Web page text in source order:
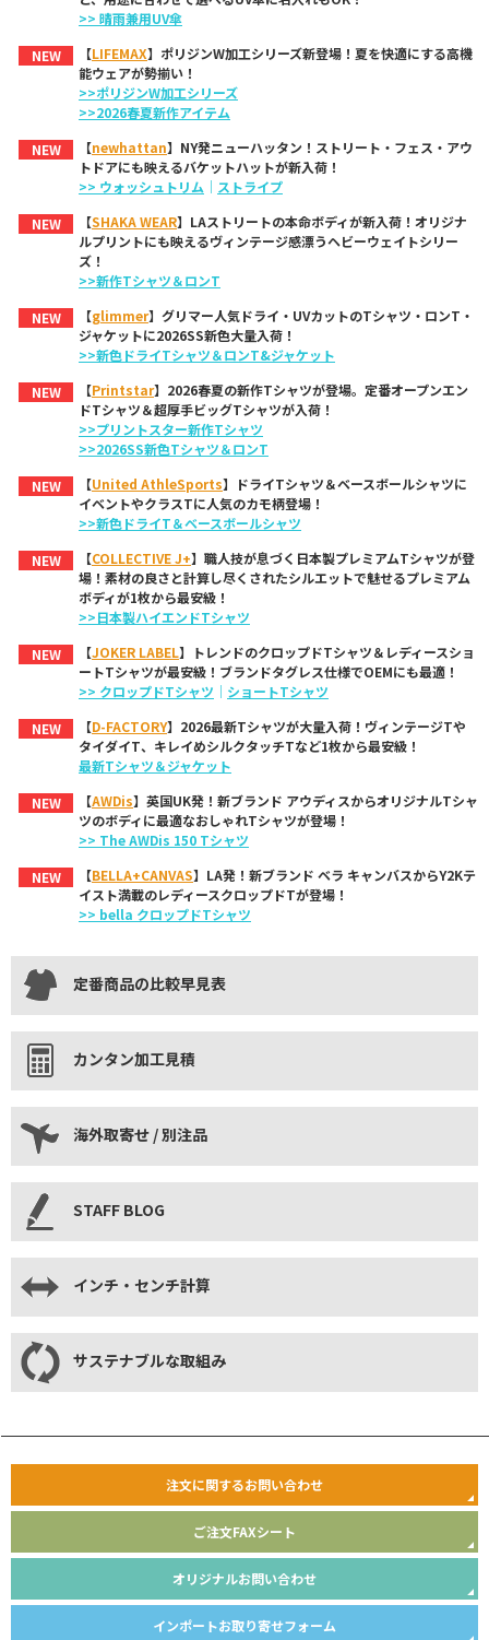
>> 晴雨兼用UV傘
NEW
【LIFEMAX】ポリジンW加工シリーズ新登場！夏を快適にする高機
能ウェアが勢揃い！
>>ポリジンW加工シリーズ
>>2026春夏新作アイテム
NEW
【newhattan】NY発ニューハッタン！ストリート・フェス・アウ
トドアにも映えるバケットハットが新入荷！
>> ウォッシュトリム ｜ ストライプ
NEW
【SHAKA WEAR】LAストリートの本命ボディが新入荷！オリジナ
ルプリントにも映えるヴィンテージ感漂うヘビーウェイトシリー
ズ！
>>新作Tシャツ＆ロンT
NEW
【glimmer】グリマー人気ドライ・UVカットのTシャツ・ロンT・
ジャケットに2026SS新色大量入荷！
>>新色ドライTシャツ＆ロンT&ジャケット
NEW
【Printstar】2026春夏の新作Tシャツが登場。定番オープンエン
ドTシャツ＆超厚手ビッグTシャツが入荷！
>>プリントスター新作Tシャツ
>>2026SS新色Tシャツ＆ロンT
NEW
【United AthleSports】ドライTシャツ＆ベースボールシャツに
イベントやクラスTに人気のカモ柄登場！
>>新色ドライT＆ベースボールシャツ
NEW
【COLLECTIVE J+】職人技が息づく日本製プレミアムTシャツが登
場！素材の良さと計算し尽くされたシルエットで魅せるプレミアム
ボディが1枚から最安級！
>>日本製ハイエンドTシャツ
NEW
【JOKER LABEL】トレンドのクロップドTシャツ＆レディースショ
ートTシャツが最安級！ブランドタグレス仕様でOEMにも最適！
>> クロップドTシャツ ｜ ショートTシャツ
NEW
【D-FACTORY】2026最新Tシャツが大量入荷！ヴィンテージTや
タイダイT、キレイめシルクタッチTなど1枚から最安級！
最新Tシャツ＆ジャケット
NEW
【AWDis】英国UK発！新ブランド アウディスからオリジナルTシャ
ツのボディに最適なおしゃれTシャツが登場！
>> The AWDis 150 Tシャツ
NEW
【BELLA+CANVAS】LA発！新ブランド ベラ キャンバスからY2Kテ
イスト満載のレディースクロップドTが登場！
>> bella クロップドTシャツ
定番商品の比較早見表
カンタン加工見積
海外取寄せ / 別注品
STAFF BLOG
インチ・センチ計算
サステナブルな取組み
注文に関するお問い合わせ
ご注文FAXシート
オリジナルお問い合わせ
インポートお取り寄せフォーム